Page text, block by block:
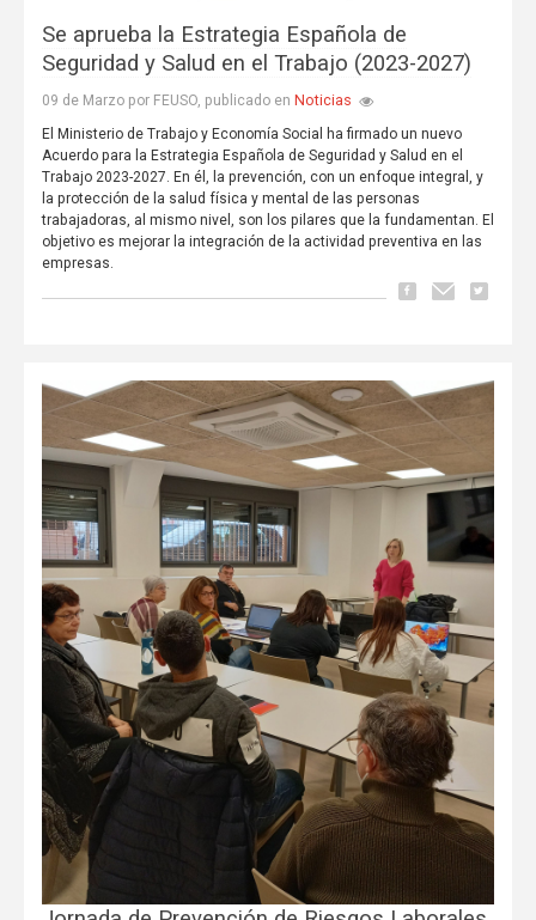
Se aprueba la Estrategia Española de
Seguridad y Salud en el Trabajo (2023-2027)
09 de Marzo por FEUSO, publicado en Noticias
El Ministerio de Trabajo y Economía Social ha firmado un nuevo
Acuerdo para la Estrategia Española de Seguridad y Salud en el
Trabajo 2023-2027. En él, la prevención, con un enfoque integral, y
la protección de la salud física y mental de las personas
trabajadoras, al mismo nivel, son los pilares que la fundamentan. El
objetivo es mejorar la integración de la actividad preventiva en las
empresas.